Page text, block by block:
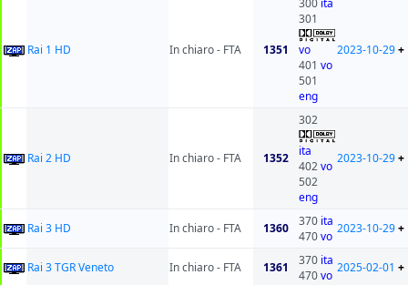
Rai 1 HD In chiaro - FTA 1351
300 ita
301
vo
401 vo
501
eng
2023-10-29+
Rai 2 HD In chiaro - FTA 1352
302
ita
402vo
502
eng
2023-10-29+
Rai 3 HD In chiaro - FTA 1360 370 ita
470vo
2023-10-29+
Rai 3 TGR Veneto In chiaro - FTA 1361 370 ita
470vo
2025-02-01 +